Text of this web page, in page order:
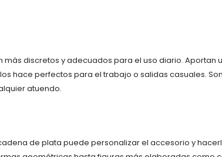
más discretos y adecuados para el uso diario. Aportan
hace perfectos para el trabajo o salidas casuales.
atuendo.
de plata puede personalizar el accesorio y